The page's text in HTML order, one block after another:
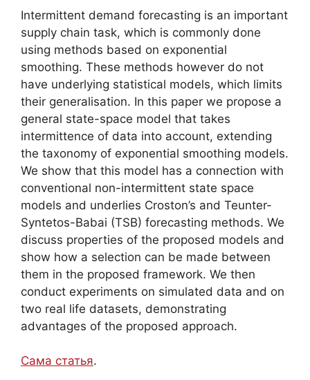
Intermittent demand forecasting is an important
supply chain task, which is commonly done
using methods based on exponential
smoothing. These methods however do not
have underlying statistical models, which limits
their generalisation. In this paper we propose a
general state-space model that takes
intermittence of data into account, extending
the taxonomy of exponential smoothing models.
We show that this model has a connection with
conventional non-intermittent state space
models and underlies Croston’s and Teunter-
Syntetos-Babai (TSB) forecasting methods. We
discuss properties of the proposed models and
show how a selection can be made between
them in the proposed framework. We then
conduct experiments on simulated data and on
two real life datasets, demonstrating
advantages of the proposed approach.
Сама статья.